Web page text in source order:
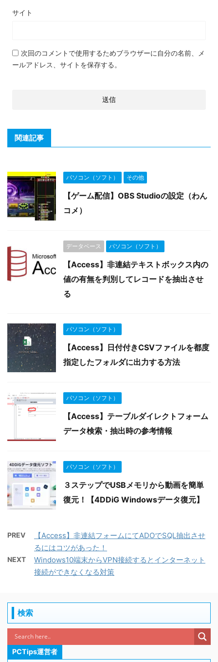
サイト
次回のコメントで使用するためブラウザーに自分の名前、メ
ールアドレス、サイトを保存する。
関連記事
パソコン（ソフト） その他
【ゲーム配信】OBS Studioの設定（わん
コメ）
データベース パソコン（ソフト）
【Access】非連結テキストボックス内の
値の有無を判別してレコードを抽出させ
る
パソコン（ソフト）
【Access】日付付きCSVファイルを都度
指定したフォルダに出力する方法
パソコン（ソフト）
【Access】テーブルダイレクトフォーム
データ検索・抽出時の参考情報
パソコン（ソフト）
３ステップでUSBメモリから動画を簡単
復元！【4DDiG Windowsデータ復元】
PREV
【Access】非連結フォームにてADOでSQL抽出させ
るにはコツがあった！
NEXT
Windows10端末からVPN接続するとインターネット
接続ができなくなる対策
検索
PCTips運営者